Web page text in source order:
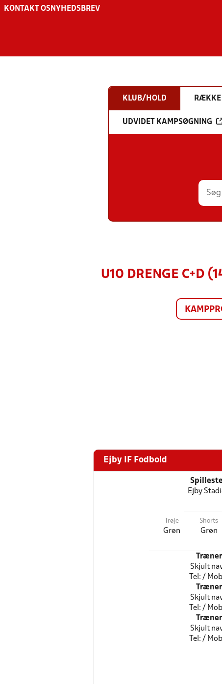
KONTAKT OS NYHEDSBREV
KLUB/HOLD RÆKKE
UDVIDET KAMPSØGNING
U10 DRENGE C+D
Ejby IF Fodbold
Ejby
Trøje
Grøn
Shorts
Grøn
Træner
Skjult
Tel: /
Træner
Skjult
Tel: /
Træner
Skjult
Tel: /